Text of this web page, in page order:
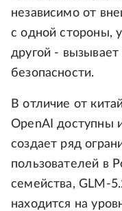
независимо от
с одной стороны,
другой -
безопасности.
В отличие от
OpenAI доступны
создает ряд
пользователей в
семейства, GLM-
находится на